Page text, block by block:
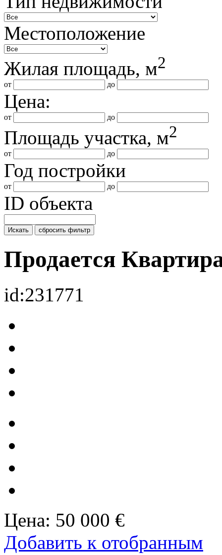
Местоположение
Жилая площадь, м2
от до
Цена:
от до
Площадь участка, м2
от до
Год постройки
от до
ID объекта
Искать сбросить фильтр
Продается
id:231771
Цена: 50 000 €
Добавить к отобранным